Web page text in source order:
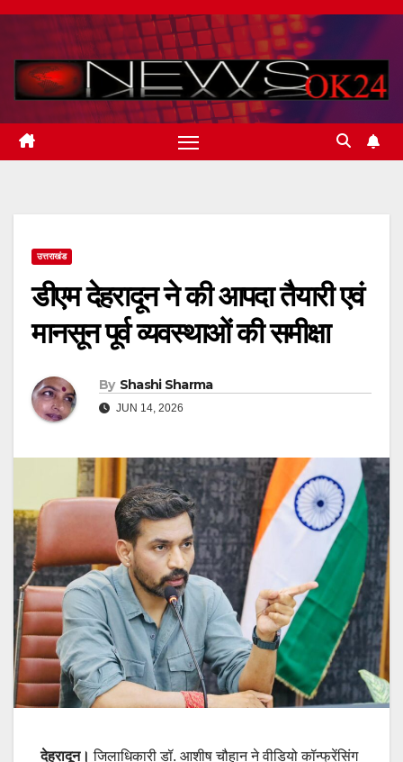
Skip
content
उत्तराखंड
डीएम देहरादून ने की आपदा तैयारी एवं
मानसून पूर्व व्यवस्थाओं की समीक्षा
By Shashi Sharma
JUN 14, 2026
देहरादून।जिलाधिकारी डॉ. आशीष चौहान ने वीडियो कॉन्फ्रेंसिंग